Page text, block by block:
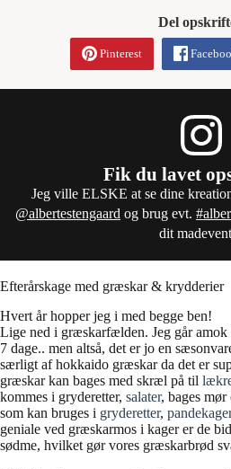
Del
Pinterest
Fik du lavet
Jeg ville ELSKE at se dine
@albertestengaard og brug evt.
dit
Efterårskage med græskar & krydderier
Hvert år hopper jeg i med begge ben!
Lige ned i græskarfælden. Jeg går
7 dage.. men altså, det er jo en
særligt af hokkaido græskar da det er
græskar kan bages med skræl på til
kommes i gryderetter, salater, bages
som kan bruges i gryderetter, pandekager
geniale ved græskarmos i kager er de
sødme, hvilket gør vores græskarbrød